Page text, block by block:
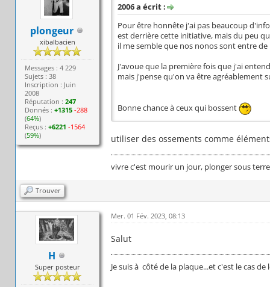
plongeur
xibalbacien
Messages : 4 229
Sujets : 38
Inscription : Juin
2008
Réputation :247
Donnés :+1315 -288
(64%)
Reçus :+6221 -1564
(59%)
2006 a écrit :
Pour être honnête j'ai pas beaucoup
est derrière cette initiative, mais du peu
il me semble que nos nonos sont entre
J'avoue que la première fois que j'ai
mais j'pense qu'on va être agréablement
Bonne chance à ceux qui bossent
utiliser des ossements comme
vivre c'est mourir un jour, plonger sous
Trouver
H
Super posteur
Mer. 01 Fév. 2023, 08:13
Salut
Je suis à côté de la plaque...et c'est le cas de